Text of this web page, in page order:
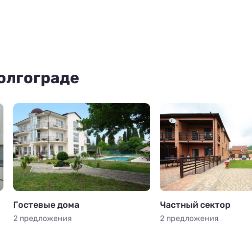
Гостевые дома
2 предложения
Частный сектор
2 предложения